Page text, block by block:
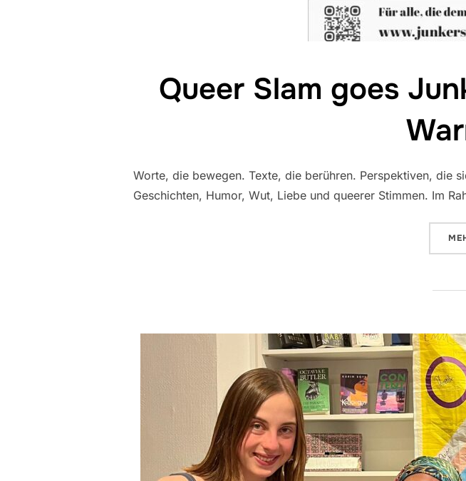
Queer Slam goes
Worte, die bewegen. Texte, die berühren. Perspektiven, die
Geschichten, Humor, Wut, Liebe und queerer Stimmen. Im